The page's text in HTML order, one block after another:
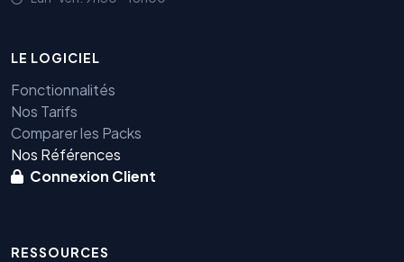
LE LOGICIEL
Fonctionnalités
Nos Tarifs
Comparer les Packs
Nos Références
Connexion Client
RESSOURCES